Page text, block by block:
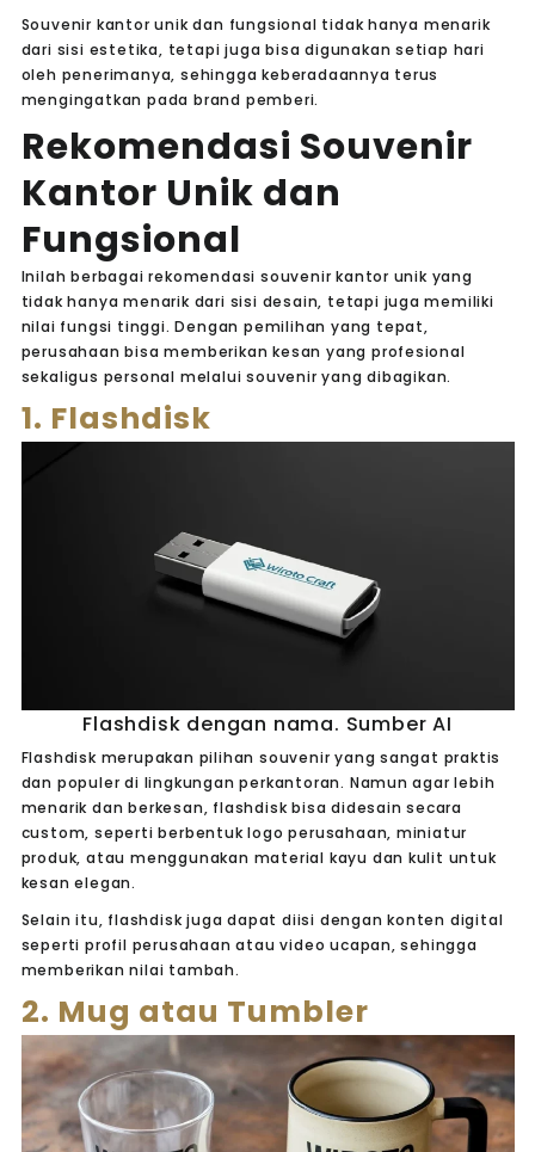
Souvenir kantor unik dan fungsional tidak hanya menarik
dari sisi estetika, tetapi juga bisa digunakan setiap hari
oleh penerimanya, sehingga keberadaannya terus
mengingatkan pada brand pemberi.
Rekomendasi Souvenir
Kantor Unik dan
Fungsional
Inilah berbagai rekomendasi souvenir kantor unik yang
tidak hanya menarik dari sisi desain, tetapi juga memiliki
nilai fungsi tinggi. Dengan pemilihan yang tepat,
perusahaan bisa memberikan kesan yang profesional
sekaligus personal melalui souvenir yang dibagikan.
1. Flashdisk
Flashdisk dengan nama. Sumber AI
Flashdisk merupakan pilihan souvenir yang sangat praktis
dan populer di lingkungan perkantoran. Namun agar lebih
menarik dan berkesan, flashdisk bisa didesain secara
custom, seperti berbentuk logo perusahaan, miniatur
produk, atau menggunakan material kayu dan kulit untuk
kesan elegan.
Selain itu, flashdisk juga dapat diisi dengan konten digital
seperti profil perusahaan atau video ucapan, sehingga
memberikan nilai tambah.
2. Mug atau Tumbler